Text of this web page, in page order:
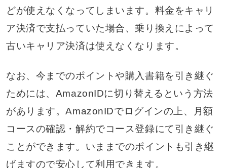
どが使えなくなってしまいます。料金をキャリ
ア決済で支払っていた場合、乗り換えによって
古いキャリア決済は使えなくなります。
なお、今までのポイントや購入書籍を引き継ぐ
ためには、AmazonIDに切り替えるという方法
があります。AmazonIDでログインの上、月額
コースの確認・解約でコース登録にて引き継ぐ
ことができます。いままでのポイントも引き継
げますので安心して利用できます。